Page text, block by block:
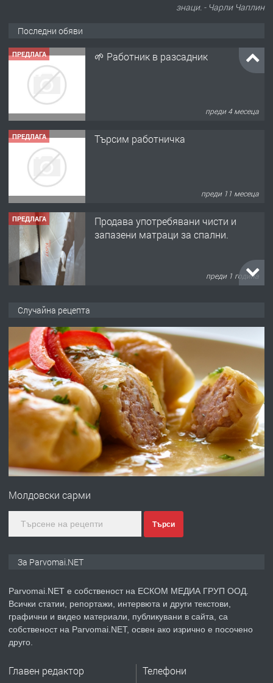
знаци. - Чарли Чаплин
Последни обяви
ПРЕДЛАГА 🌱 Работник в разсадник
преди 4 месеца
ПРЕДЛАГА Търсим работничка
преди 11 месеца
ПРЕДЛАГА
Продава употребявани чисти и
запазени матраци за спални.
преди 1 година
ПРЕДЛАГА
Първи поход "По стъпките на Ангел
Войвода"
преди 1 година
ПРЕДЛАГА
Монтажник на малки детайли за
преди 1 година
ПРЕДЛАГА
Продавам апартамент - гр.
Случайна рецепта
Молдовски сарми
Търси
За Parvomai.NET
Parvomai.NET е собственост на ЕСКОМ МЕДИА ГРУП ООД.
Всички статии, репортажи, интервюта и други текстови,
графични и видео материали, публикувани в сайта, са
собственост на Parvomai.NET, освен ако изрично е посочено
друго.
Главен редактор Телефони